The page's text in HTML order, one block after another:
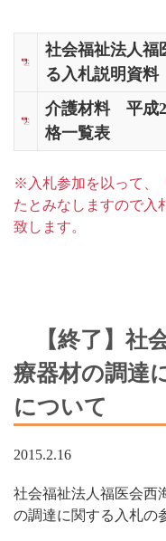
社会福祉法人福
る入札説明資料
介護材料 平成
格一覧表
※入札参加を以って、
たとみなしますので入
致します。
【終了】社
療器材の調達
について
2015.2.16
社会福祉法人福医会西
の調達に関する入札の